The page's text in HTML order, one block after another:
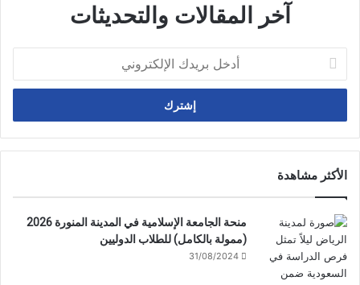
آخر المقالات والتحديثات
بريدك
الإلكتروني
الأكثر مشاهدة
منحة الجامعة الإسلامية في المدينة المنورة 2026
(ممولة بالكامل) للطلاب الدوليين
31/08/2024